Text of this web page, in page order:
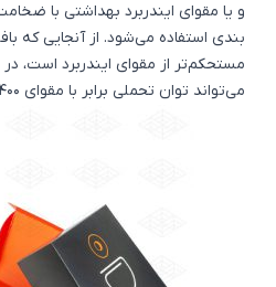
و یا مقوای ایندربرد بهداشتی با
بندی استفاده می‌شود. از آنجایی که
می‌تواند توان تحملی برابر با مقوای 400 گرم ایندربرد داشته باشد.